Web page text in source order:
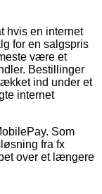
hvis en internet
for en salgspris
være et
Bestillinger
ind under et
internet
Som
fra fx
over et længere